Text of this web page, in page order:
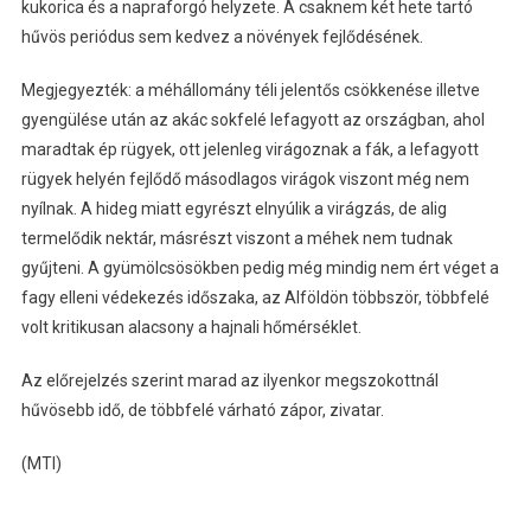
kukorica és a napraforgó helyzete. A csaknem két hete tartó
hűvös periódus sem kedvez a növények fejlődésének.
Megjegyezték: a méhállomány téli jelentős csökkenése illetve
gyengülése után az akác sokfelé lefagyott az országban, ahol
maradtak ép rügyek, ott jelenleg virágoznak a fák, a lefagyott
rügyek helyén fejlődő másodlagos virágok viszont még nem
nyílnak. A hideg miatt egyrészt elnyúlik a virágzás, de alig
termelődik nektár, másrészt viszont a méhek nem tudnak
gyűjteni. A gyümölcsösökben pedig még mindig nem ért véget a
fagy elleni védekezés időszaka, az Alföldön többször, többfelé
volt kritikusan alacsony a hajnali hőmérséklet.
Az előrejelzés szerint marad az ilyenkor megszokottnál
hűvösebb idő, de többfelé várható zápor, zivatar.
(MTI)